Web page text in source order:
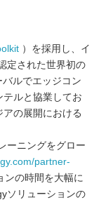
）を採用し、イ
定された世界初の
ルでエッジコン
テルと協業してお
の展開における
ーニングをグロー
partner-
ンの時間を大幅に
ソリューションの